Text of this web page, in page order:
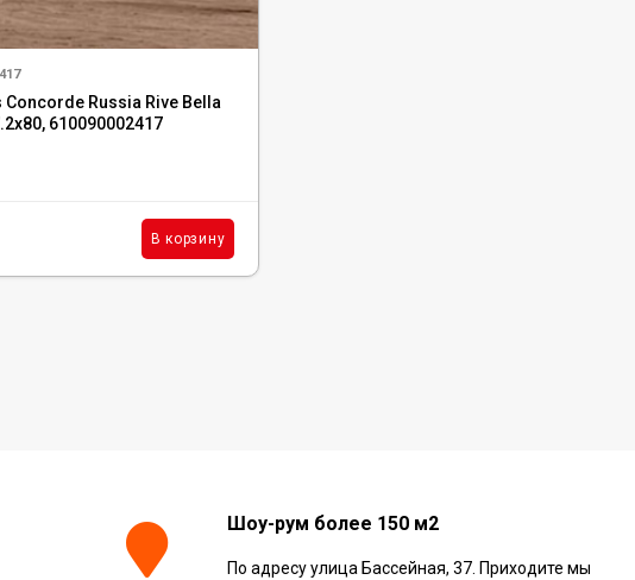
Russia Rive Bella
610090002417
В корзину
Шоу-рум более 150 м2
По адресу улица Бассейная, 37. Приходите мы